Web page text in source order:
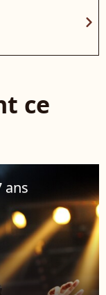
chevron_right
ce
ans